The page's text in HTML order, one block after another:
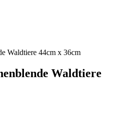
Waldtiere